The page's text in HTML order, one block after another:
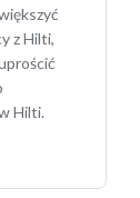
z Hilti,
Hilti.